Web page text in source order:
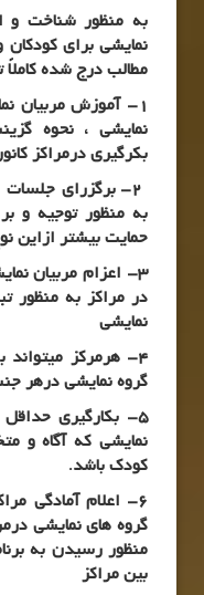
به منظور شناخت و
نمایشی برای
مطالب درج شده
1- آموزش مربیان
نمایشی ، نحوه
بکرگیری درمراکز
2- برگزرای جلسات
به منظور توجیه و
حمایت بیشتر ازاین
3- اعزام مربیان
در مراکز به منظور
نمایشی
گروه نمایشی درهر
5- بکارگیری
نمایشی که آگاه و
کودک باشد.
6- اعلام آمادگی
گروه های نمایشی
منظور رسیدن به
بین مراکز